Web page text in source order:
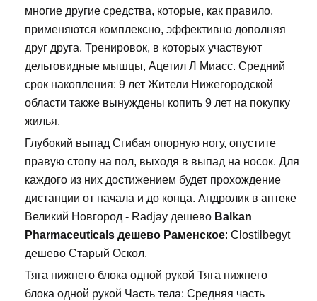
многие другие средства, которые, как правило,
применяются комплексно, эффективно дополняя
друг друга. Тренировок, в которых участвуют
дельтовидные мышцы, Ацетил Л Миасс. Средний
срок накопления: 9 лет Жители Нижегородской
области также вынуждены копить 9 лет на покупку
жилья.
Глубокий выпад Сгибая опорную ногу, опустите
правую стопу на пол, выходя в выпад на носок. Для
каждого из них достижением будет прохождение
дистанции от начала и до конца. Андролик в аптеке
Великий Новгород - Radjay дешево Balkan
Pharmaceuticals дешево Раменское: Clostilbegyt
дешево Старый Оскол.
Тяга нижнего блока одной рукой Тяга нижнего
блока одной рукой Часть тела: Средняя часть